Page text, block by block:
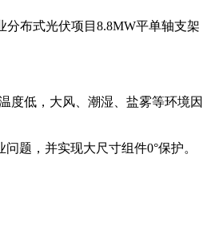
布式光伏项目8.8MW平单轴支架
度低，大风、潮湿、盐雾等环境因
题，并实现大尺寸组件0°保护。